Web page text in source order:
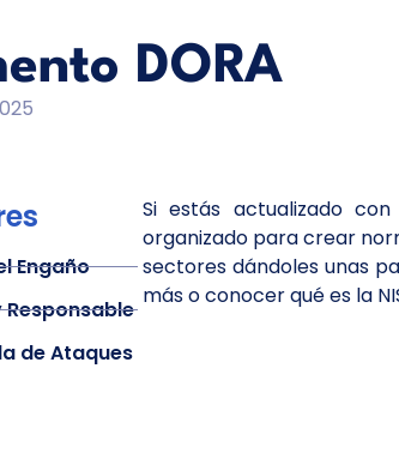
DORA
Engaño
Responsable
de Ataques
Si estás actualizado
organizado para crear
sectores dándoles unas
más o conocer qué es la